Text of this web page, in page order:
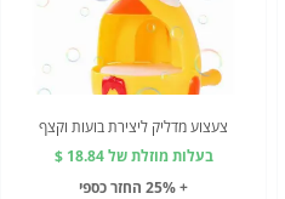
צעצוע מדליק ליצירת בועות וקצף
בעלות מוזלת של 18.84 $
+ 25% החזר כספי